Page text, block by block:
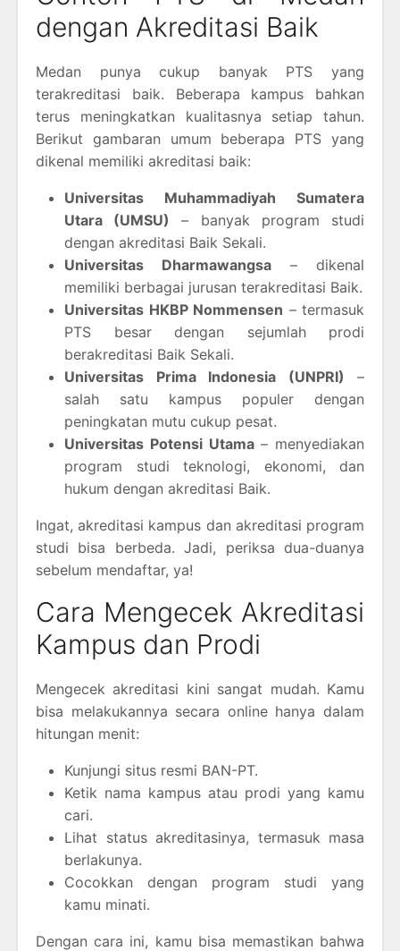
dengan Akreditasi Baik
Medan punya cukup banyak PTS yang
terakreditasi baik. Beberapa kampus bahkan
terus meningkatkan kualitasnya setiap tahun.
Berikut gambaran umum beberapa PTS yang
dikenal memiliki akreditasi baik:
Universitas Muhammadiyah Sumatera
Utara (UMSU)
– banyak program studi
dengan akreditasi Baik Sekali.
Universitas Dharmawangsa – dikenal
memiliki berbagai jurusan terakreditasi Baik.
Universitas HKBP Nommensen – termasuk
PTS besar dengan sejumlah prodi
berakreditasi Baik Sekali.
Universitas Prima Indonesia (UNPRI) –
salah satu kampus populer dengan
peningkatan mutu cukup pesat.
Universitas Potensi Utama– menyediakan
program studi teknologi, ekonomi, dan
hukum dengan akreditasi Baik.
Ingat, akreditasi kampus dan akreditasi program
studi bisa berbeda. Jadi, periksa dua-duanya
sebelum mendaftar, ya!
Cara Mengecek Akreditasi
Kampus dan Prodi
Mengecek akreditasi kini sangat mudah. Kamu
bisa melakukannya secara online hanya dalam
hitungan menit:
Kunjungi situs resmi BAN-PT.
Ketik nama kampus atau prodi yang kamu
cari.
Lihat status akreditasinya, termasuk masa
berlakunya.
Cocokkan dengan program studi yang
kamu minati.
Dengan cara ini, kamu bisa memastikan bahwa